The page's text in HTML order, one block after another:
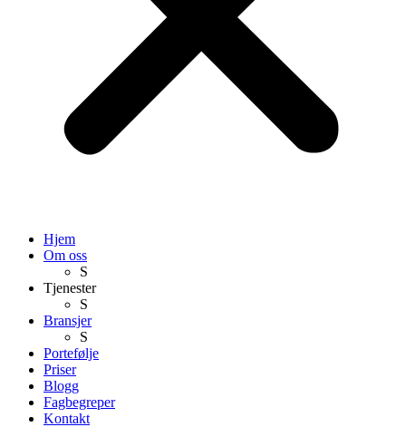
Hjem
Om oss
S
Tjenester
S
Bransjer
S
Portefølje
Priser
Blogg
Fagbegreper
Kontakt